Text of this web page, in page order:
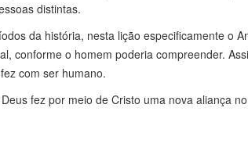
distintas.
da história, nesta lição especificamente o
conforme o homem poderia compreender.
com ser humano.
fez por meio de Cristo uma nova aliança